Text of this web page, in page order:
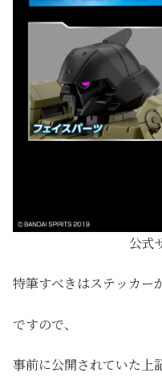
公式
特筆すべきはステッカー
ですので、
事前に公開されていた上